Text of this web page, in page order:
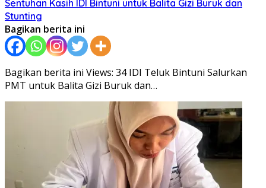
Sentuhan Kasih IDI Bintuni untuk Balita Gizi Buruk dan
Stunting
Bagikan berita ini
Bagikan berita ini Views: 34 IDI Teluk Bintuni Salurkan
PMT untuk Balita Gizi Buruk dan…